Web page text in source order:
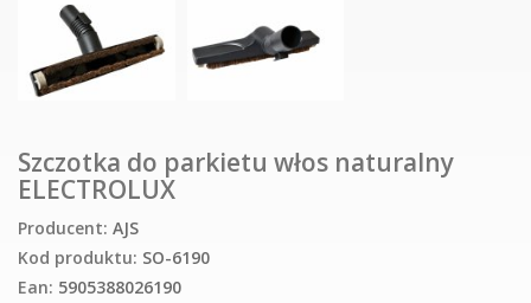
Szczotka do parkietu włos naturalny
ELECTROLUX
Producent: AJS
Kod produktu: SO-6190
Ean: 5905388026190